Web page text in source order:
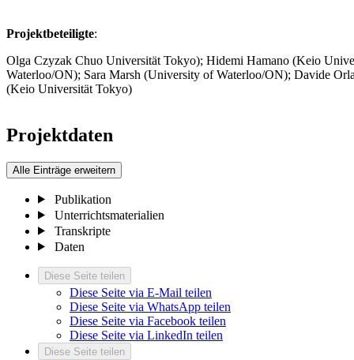
Projektbeteiligte:
Olga Czyzak Chuo Universität Tokyo); Hidemi Hamano (Keio
Waterloo/ON); Sara Marsh (University of Waterloo/ON); Davide
(Keio Universität Tokyo)
Projektdaten
Alle Einträge erweitern
Publikation
Unterrichtsmaterialien
Transkripte
Daten
Diese Seite teilen
Diese Seite via E-Mail teilen
Diese Seite via WhatsApp teilen
Diese Seite via Facebook teilen
Diese Seite via LinkedIn teilen
Diese Seite teilen